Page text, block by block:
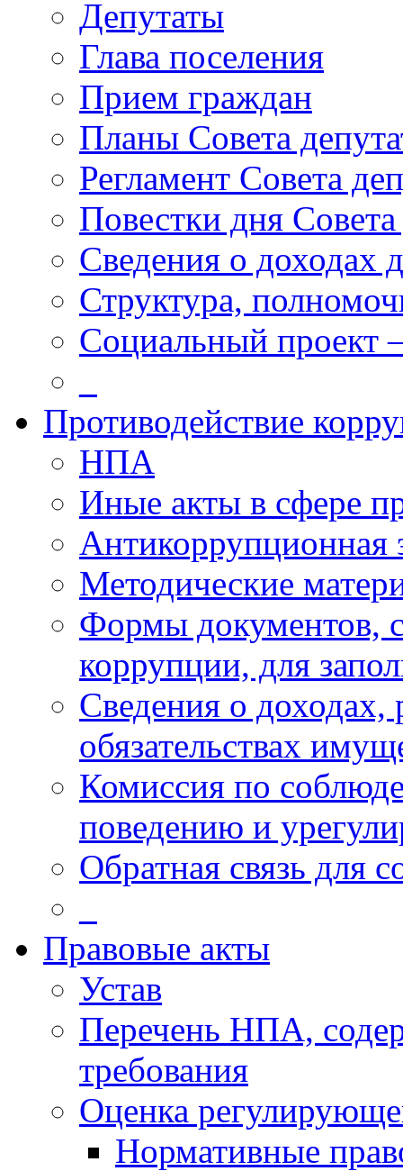
Депутаты
Глава поселения
Прием граждан
Планы Совета
Регламент Совета
Повестки дня Совета
Сведения о доходах
Структура,
Социальный проект
Противодействие
НПА
Иные акты в сфере
Антикоррупционная
Методические
Формы документов,
коррупции, для
Сведения о доходах,
обязательствах
Комиссия по
поведению и
Обратная связь для
Правовые акты
Устав
Перечень НПА,
требования
Оценка
Нормативные